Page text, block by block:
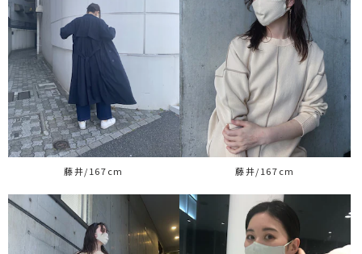
藤井/167cm 藤井/167cm